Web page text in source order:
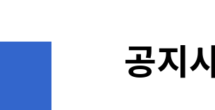
공지